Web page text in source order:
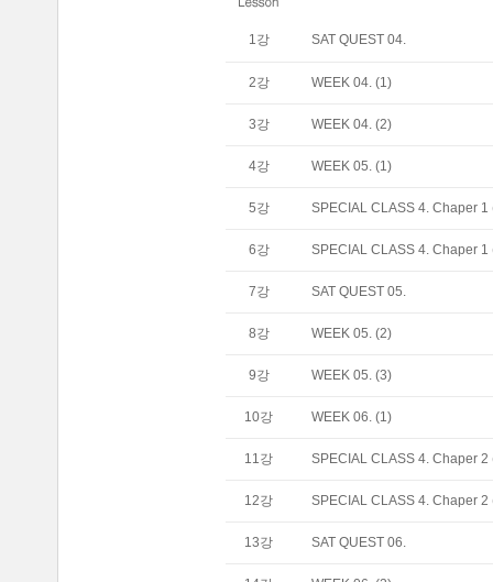
1강 SAT QUEST 04.
2강 WEEK 04. (1)
3강 WEEK 04. (2)
4강 WEEK 05. (1)
5강 SPECIAL CLASS 4. Chaper 1
6강 SPECIAL CLASS 4. Chaper 1
7강 SAT QUEST 05.
8강 WEEK 05. (2)
9강 WEEK 05. (3)
10강 WEEK 06. (1)
11강 SPECIAL CLASS 4. Chaper 2
12강 SPECIAL CLASS 4. Chaper 2
13강 SAT QUEST 06.